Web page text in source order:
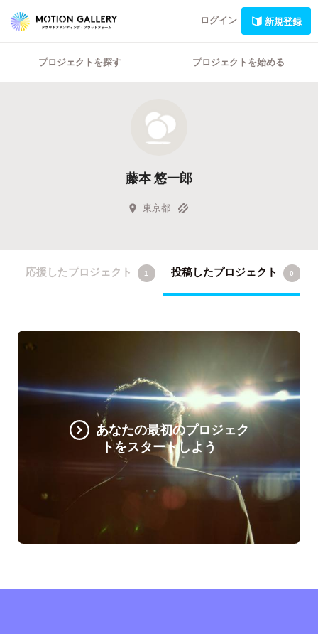
ログイン 新規登録
プロジェクトを探す プロジェクトを始める
藤本 悠一郎
東京都
応援したプロジェクト 1 投稿したプロジェクト 0
あなたの最初のプロジェク
トをスタートしよう